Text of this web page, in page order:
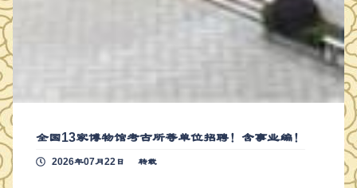
全国13家博物馆考古所等单位招聘！含事业编！
2026年07月22日 转载